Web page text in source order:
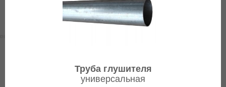
Труба глушителя
универсальная